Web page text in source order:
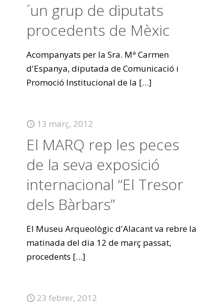
´un grup de diputats
procedents de Mèxic
Acompanyats per la Sra. Mª Carmen
d'Espanya, diputada de Comunicació i
Promoció Institucional de la […]
13 març, 2012
El MARQ rep les peces
de la seva exposició
internacional “El Tresor
dels Bàrbars”
El Museu Arqueològic d'Alacant va rebre la
matinada del dia 12 de març passat,
procedents […]
23 febrer, 2012